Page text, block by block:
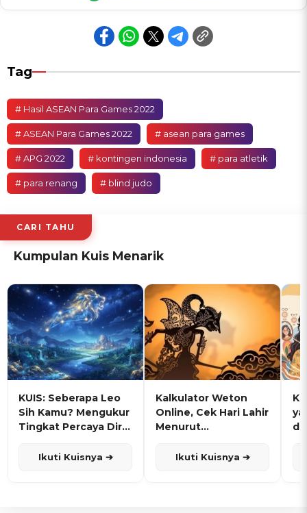
Tag
# Hasil ASEAN Para Games 2022
# ASEAN Para Games 2022 # asean para games
# APG 2022 # kontingen indonesia # para atletik
# para renang # blind judo
CARI TAHU
Kumpulan Kuis Menarik
KUIS: Seberapa Leo
Sih Kamu? Mengukur
Tingkat Percaya Diri
Ikuti Kuisnya ➔
Kalkulator Weton
Online, Cek Hari Lahir
Menurut
Ikuti Kuisnya ➔